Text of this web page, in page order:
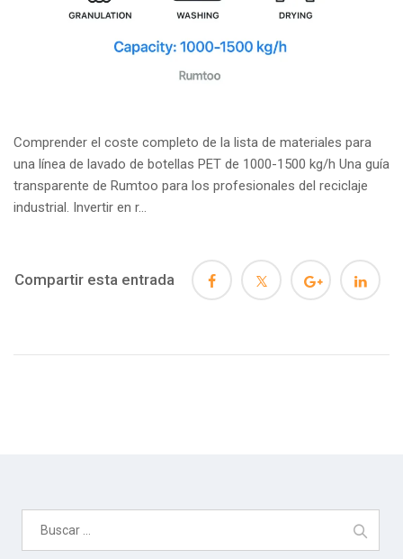
Comprender el coste completo de la lista de materiales para
una línea de lavado de botellas PET de 1000-1500 kg/h Una guía
transparente de Rumtoo para los profesionales del reciclaje
industrial. Invertir en r...
Compartir esta entrada